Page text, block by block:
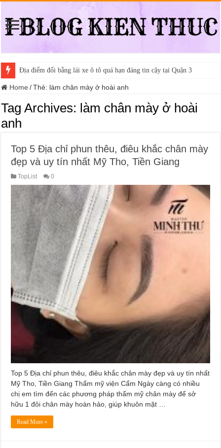
Địa điểm đổi bằng lái xe ô tô quá hạn đáng tin cậy tại Quận 3
Home / Thẻ: làm chân mày ở hoài anh
Tag Archives: làm chân mày ở hoài
anh
Top 5 Địa chỉ phun thêu, điêu khắc chân mày
đẹp và uy tín nhất Mỹ Tho, Tiền Giang
TopList 0
Top 5 Địa chỉ phun thêu, điêu khắc chân mày đẹp và uy tín nhất
Mỹ Tho, Tiền Giang Thẩm mỹ viện Cẩm Ngày càng có nhiều
chị em tìm đến các phương pháp thẩm mỹ chân mày để sở
hữu 1 đôi chân mày hoàn hảo, giúp khuôn mặt …
Read More »